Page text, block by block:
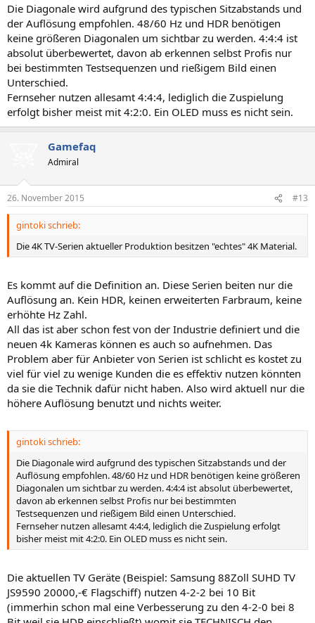
Die Diagonale wird aufgrund des typischen Sitzabstands und
der Auflösung empfohlen. 48/60 Hz und HDR benötigen
keine größeren Diagonalen um sichtbar zu werden. 4:4:4 ist
absolut überbewertet, davon ab erkennen selbst Profis nur
bei bestimmten Testsequenzen und rießigem Bild einen
Unterschied.
Fernseher nutzen allesamt 4:4:4, lediglich die Zuspielung
erfolgt bisher meist mit 4:2:0. Ein OLED muss es nicht sein.
Gamefaq
Admiral
26. November 2015 #13
gintoki schrieb:
Die 4K TV-Serien aktueller Produktion besitzen "echtes" 4K Material.
Es kommt auf die Definition an. Diese Serien beiten nur die
Auflösung an. Kein HDR, keinen erweiterten Farbraum, keine
erhöhte Hz Zahl.
All das ist aber schon fest von der Industrie definiert und die
neuen 4k Kameras können es auch so aufnehmen. Das
Problem aber für Anbieter von Serien ist schlicht es kostet zu
viel für viel zu wenige Kunden die es effektiv nutzen könnten
da sie die Technik dafür nicht haben. Also wird aktuell nur die
höhere Auflösung benutzt und nichts weiter.
gintoki schrieb:
Die Diagonale wird aufgrund des typischen Sitzabstands und der
Auflösung empfohlen. 48/60 Hz und HDR benötigen keine größeren
Diagonalen um sichtbar zu werden. 4:4:4 ist absolut überbewertet,
davon ab erkennen selbst Profis nur bei bestimmten
Testsequenzen und rießigem Bild einen Unterschied.
Fernseher nutzen allesamt 4:4:4, lediglich die Zuspielung erfolgt
bisher meist mit 4:2:0. Ein OLED muss es nicht sein.
Die aktuellen TV Geräte (Beispiel: Samsung 88Zoll SUHD TV
JS9590 20000,-€ Flagschiff) nutzen 4-2-2 bei 10 Bit
(immerhin schon mal eine Verbesserung zu den 4-2-0 bei 8